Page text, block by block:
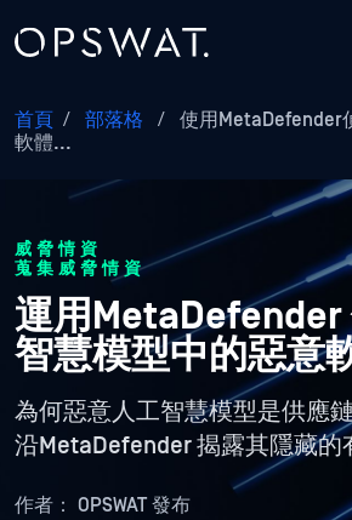
首頁 / 部落格 /
使用MetaDefender
軟體...
威脅情資
蒐集威脅情資
運用MetaDefender
智慧模型中的惡意
為何惡意人工智慧模型是供應
沿MetaDefender 揭露其隱藏的
作者： OPSWAT 發布